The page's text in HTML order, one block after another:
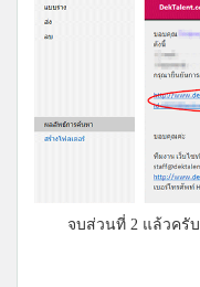
จบส่วนที่ 2 แล้วครับ